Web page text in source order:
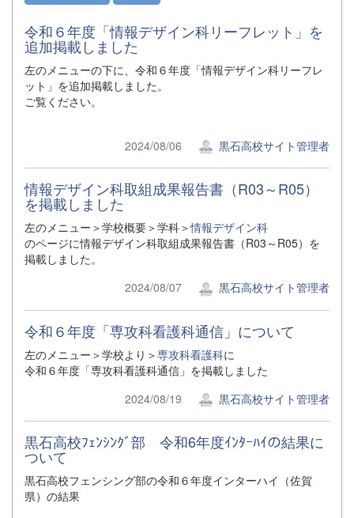
令和６年度「情報デザイン科リーフレット」を
追加掲載しました
左のメニューの下に、令和６年度「情報デザイン科リーフレ
ット」を追加掲載しました。
ご覧ください。
2024/08/06 黒石高校サイト管理者
情報デザイン科取組成果報告書（R03～R05）
を掲載しました
左のメニュー＞学校概要＞学科＞情報デザイン科
のページに情報デザイン科取組成果報告書（R03～R05）を
掲載しました。
2024/08/07
黒石高校サイト管理者
令和６年度「専攻科看護科通信」について
左のメニュー＞学校より＞専攻科看護科に
令和６年度「専攻科看護科通信」を掲載しました
2024/08/19
黒石高校サイト管理者
黒石高校ﾌｪﾝｼﾝｸﾞ部 令和6年度ｲﾝﾀｰﾊｲの結果に
ついて
黒石高校フェンシング部の令和６年度インターハイ（佐賀
県）の結果